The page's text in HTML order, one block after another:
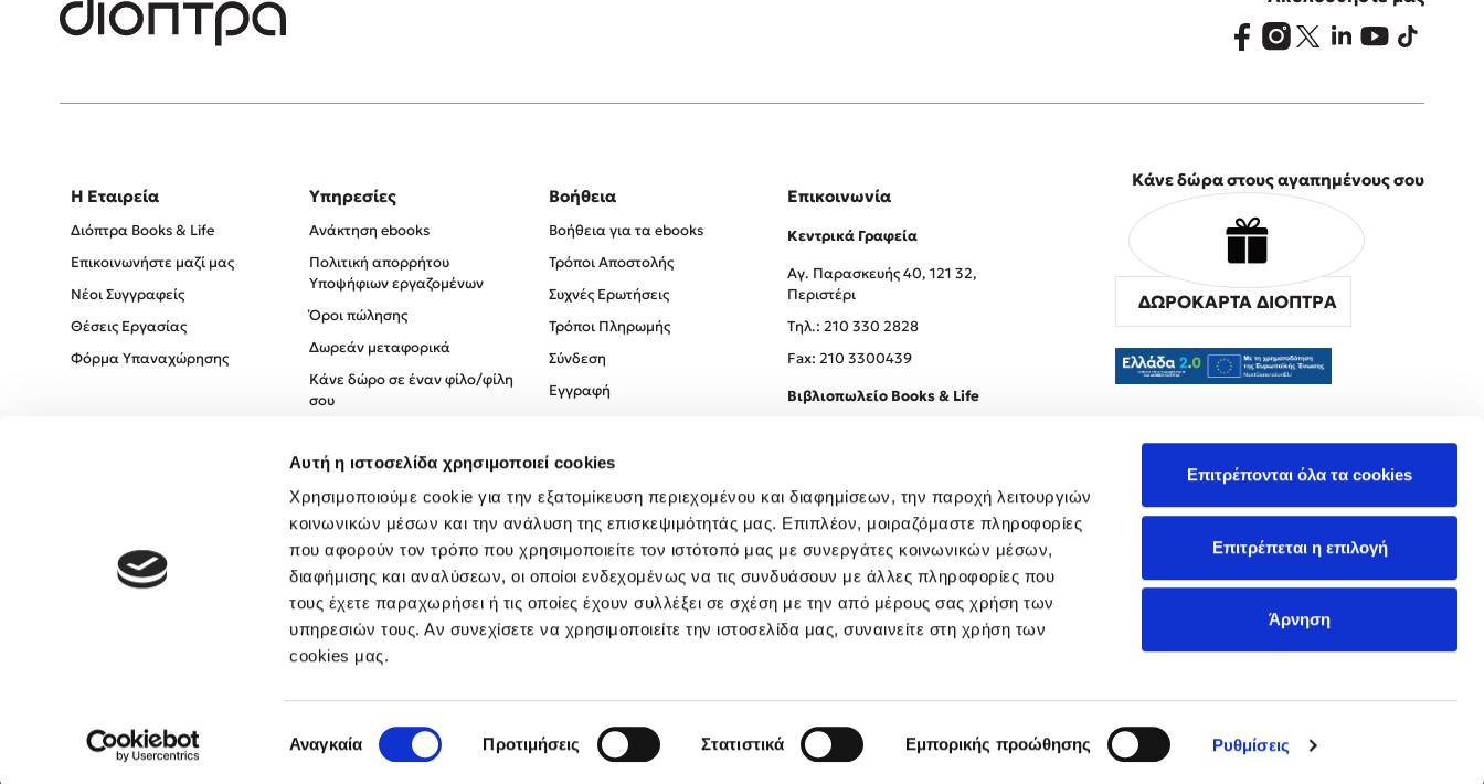
Αυτή η ιστοσελίδα χρησιμοποιεί cookies
Χρησιμοποιούμε cookie για την εξατομίκευση περιεχομένου και διαφημίσεων, την παροχή λειτουργιών
κοινωνικών μέσων και την ανάλυση της επισκεψιμότητάς μας. Επιπλέον, μοιραζόμαστε πληροφορίες
που αφορούν τον τρόπο που χρησιμοποιείτε τον ιστότοπό μας με συνεργάτες κοινωνικών μέσων,
διαφήμισης και αναλύσεων, οι οποίοι ενδεχομένως να τις συνδυάσουν με άλλες πληροφορίες που
τους έχετε παραχωρήσει ή τις οποίες έχουν συλλέξει σε σχέση με την από μέρους σας χρήση των
υπηρεσιών τους. Αν συνεχίσετε να χρησιμοποιείτε την ιστοσελίδα μας, συναινείτε στη χρήση των
cookies μας.
συγκατάθεσης
Αναγκαία Προτιμήσεις Στατιστικά Εμπορικής προώθησης Ρυθμίσεις
Επιτρέπονται όλα τα cookies
Επιτρέπεται η επιλογή
Άρνηση
Η Εταιρεία
Διόπτρα Books & Life
Επικοινωνήστε μαζί μας
Νέοι Συγγραφείς
Θέσεις Εργασίας
Φόρμα Υπαναχώρησης
Υπηρεσίες
Ανάκτηση ebooks
Πολιτική απορρήτου
Υποψήφιων εργαζομένων
Όροι πώλησης
Δωρεάν μεταφορικά
Κάνε δώρο σε έναν φίλο/φίλη
σου
Πολιτική Απορρήτου
Όροι χρήσης
Βοήθεια
Βοήθεια για τα ebooks
Τρόποι Αποστολής
Συχνές Ερωτήσεις
Τρόποι Πληρωμής
Σύνδεση
Εγγραφή
Επικοινωνία
Κεντρικά Γραφεία
Αγ. Παρασκευής 40, 121 32,
Περιστέρι
Tηλ.: 210 330 2828
Fax: 210 3300439
Βιβλιοπωλείο Books & Life
Κάνε δώρα στους αγαπημένους σου
ΔΩΡΟΚΑΡΤΑ ΔΙΟΠΤΡΑ
Created by Powered by